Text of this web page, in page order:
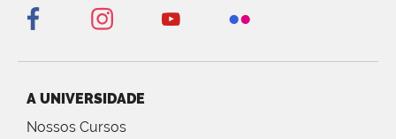
A UNIVERSIDADE
Nossos Cursos